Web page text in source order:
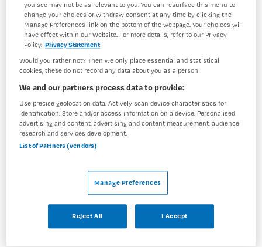
PLAATSINGSDATUM
5 augustus 2025
NIVEAU
HBO
Niet nader bepaald
DIENSTVERBAND
Vacature niet beschikbaar
Deze vacature Afstuderend verpleegkundig specialist
gezocht! bij Maandag is niet meer actueel. Hieronder
staan enkele vergelijkbare vacatures die voor u wellicht
you see may not be as relevant to you. You can resurface this menu to
change your choices or withdraw consent at any time by clicking the
Manage Preferences link on the bottom of the webpage. Your choices will
have effect within our Website. For more details, refer to our Privacy
Policy. Privacy Statement
Would you rather not? Then we only place essential and statistical
cookies, these do not record any data about you as a person
We and our partners process data to provide:
Use precise geolocation data. Actively scan device characteristics for
identification. Store and/or access information on a device. Personalised
advertising and content, advertising and content measurement, audience
research and services development.
List of Partners (vendors)
Manage Preferences
Reject All I Accept